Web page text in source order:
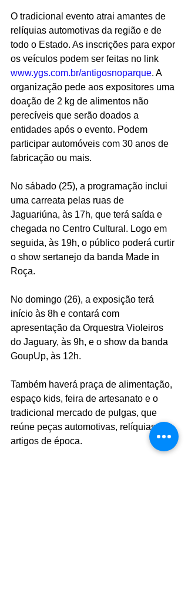
O tradicional evento atrai amantes de
relíquias automotivas da região e de
todo o Estado. As inscrições para expor
os veículos podem ser feitas no link
www.ygs.com.br/antigosnoparque. A
organização pede aos expositores uma
doação de 2 kg de alimentos não
perecíveis que serão doados a
entidades após o evento. Podem
participar automóveis com 30 anos de
fabricação ou mais.
No sábado (25), a programação inclui
uma carreata pelas ruas de
Jaguariúna, às 17h, que terá saída e
chegada no Centro Cultural. Logo em
seguida, às 19h, o público poderá curtir
o show sertanejo da banda Made in
Roça.
No domingo (26), a exposição terá
início às 8h e contará com
apresentação da Orquestra Violeiros
do Jaguary, às 9h, e o show da banda
GoupUp, às 12h.
Também haverá praça de alimentação,
espaço kids, feira de artesanato e o
tradicional mercado de pulgas, que
reúne peças automotivas, relíquias e
artigos de época.